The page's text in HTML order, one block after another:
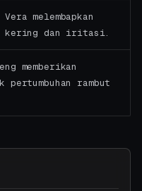
melembapkan
kering dan iritasi.
memberikan
rambut